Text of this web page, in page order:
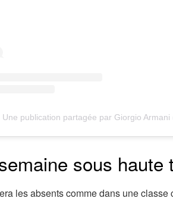
Une publication partagée par Giorgio
sous haute
les absents comme dans une